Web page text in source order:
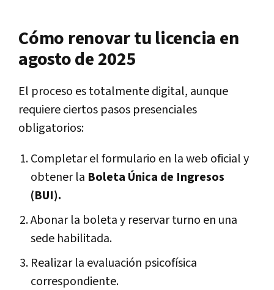
Cómo renovar tu licencia en
agosto de 2025
El proceso es totalmente digital, aunque
requiere ciertos pasos presenciales
obligatorios:
Completar el formulario en la web oficial y
obtener la Boleta Única de Ingresos
(BUI).
Abonar la boleta y reservar turno en una
sede habilitada.
Realizar la evaluación psicofísica
correspondiente.